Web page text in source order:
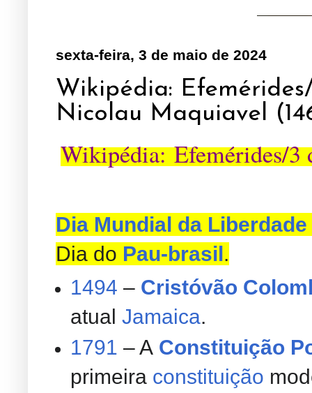
sexta-feira, 3 de maio de 2024
Wikipédia:
Nicolau Maquiavel
Wikipédia:Efemérides/3
Dia Mundial da
Dia do Pau-brasil.
1494 – Cristóvão
atualJamaica.
1791 – A Constituição
primeira constituição